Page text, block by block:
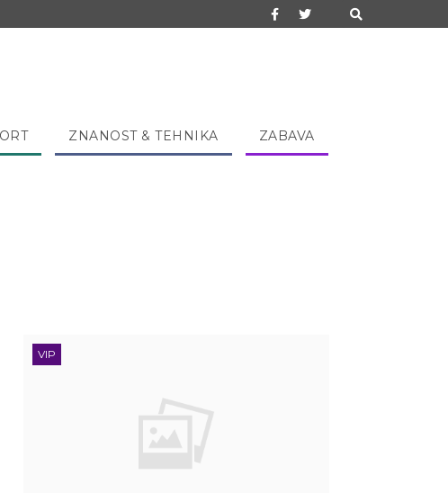
ZNANOST & TEHNIKA ZABAVA
VIP